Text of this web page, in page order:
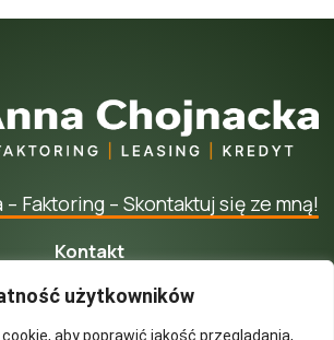
użytkowników
aby poprawić jakość przeglądania,
Faktoring – Skontaktuj się ze mną!
Kontakt
+48 668 851 577